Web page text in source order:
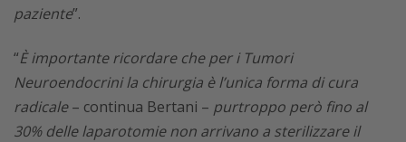
paziente”.
“È importante ricordare che per i Tumori
Neuroendocrini la chirurgia è l’unica forma di cura
radicale– continua Bertani – purtroppo però fino al
30% delle laparotomie non arrivano a sterilizzare il